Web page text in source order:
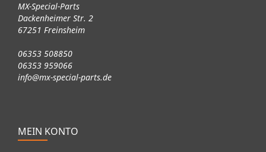
MX-Special-Parts
Dackenheimer Str. 2
67251 Freinsheim
06353 508850
06353 959066
info@mx-special-parts.de
MEIN KONTO